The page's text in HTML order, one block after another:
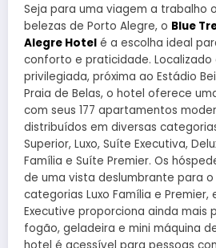
Seja para uma viagem a trabalho
belezas de Porto Alegre, o Blue
Alegre Hotel é a escolha ideal
conforto e praticidade. Localizado
privilegiada, próxima ao Estádio
Praia de Belas, o hotel oferece
com seus 177 apartamentos
distribuídos em diversas
Superior, Luxo, Suíte Executiva,
Família e Suíte Premier. Os
de uma vista deslumbrante para o
categorias Luxo Família e Premier,
Executive proporciona ainda mais
fogão, geladeira e mini máquina
hotel é acessível para pessoas